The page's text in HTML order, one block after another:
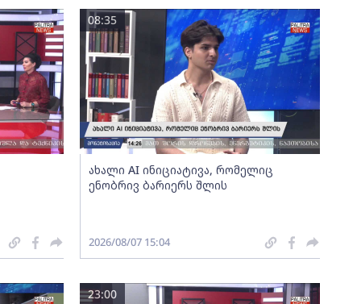
ახალი AI ინიციატივა, რომელიც
ენობრივ ბარიერს შლის
08:35
2026/08/07 15:04
23:00